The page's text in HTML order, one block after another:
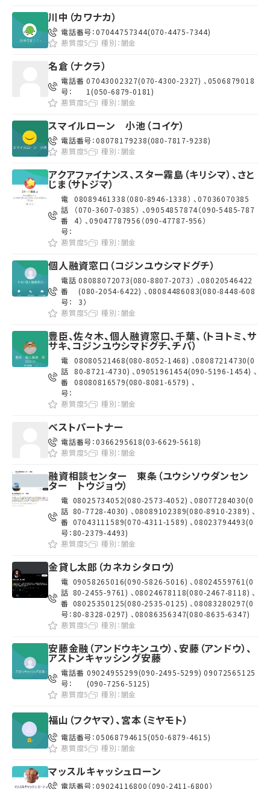
川中（カワナカ）
電話番号：07044757344(070-4475-7344)
悪質度5
種別： 闇金
名倉（ナクラ）
電話番
号：
07043002327(070-4300-2327) 、0506879018
1(050-6879-0181)
悪質度5
種別： 闇金
スマイルローン 小池（コイケ）
電話番号：08078179238(080-7817-9238)
悪質度5
種別： 闇金
アクアファイナンス、スター霧島（キリシマ）、さと
じま（サトジマ）
電
話
番
号：
08089461338（080-8946-1338） 、07036070385
（070-3607-0385） 、09054857874（090-5485-787
4） 、09047787956（090-47787-956）
悪質度5 種別： 闇金
個人融資窓口（コジンユウシマドグチ）
電話
番
号：
08088072073(080-8807-2073） 、08020546422
(080-2054-6422) 、08084486083(080-8448-608
3）
悪質度5
種別： 闇金
豊臣、佐々木、個人融資窓口、千葉、（トヨトミ、サ
サキ、コジンユウシマドグチ、チバ）
電
話
番
号：
08080521468(080-8052-1468) 、08087214730(0
80-8721-4730) 、09051961454(090-5196-1454) 、
08080816579(080-8081-6579) 、
悪質度5 種別： 闇金
ベストパートナー
電話番号：0366295618(03-6629-5618)
悪質度5
種別： 闇金
融資相談センター 東条（ユウシソウダンセン
ター トウジョウ）
電
話
番
号：
08025734052(080-2573-4052) 、08077284030(0
80-7728-4030) 、08089102389(080-8910-2389) 、
07043111589(070-4311-1589) 、08023794493(0
80-2379-4493)
悪質度5
種別： 闇金
金貸し太郎（カネカシタロウ）
電
話
番
号：
09058265016(090-5826-5016) 、08024559761(0
80-2455-9761) 、08024678118(080-2467-8118) 、
08025350125(080-2535-0125) 、08083280297(0
80-8328-0297) 、08086356347(080-8635-6347)
悪質度5
種別： 闇金
安藤金融（アンドウキンユウ）、安藤（アンドウ）、
アストンキャッシング安藤
電話番
号：
09024955299(090-2495-5299) 09072565125
(090-7256-5125)
悪質度5
種別： 闇金
福山（フクヤマ）、宮本（ミヤモト）
電話番号：05068794615(050-6879-4615)
悪質度5
種別： 闇金
マッスルキャッシュローン
電話番号：09024116800（090-2411-6800）